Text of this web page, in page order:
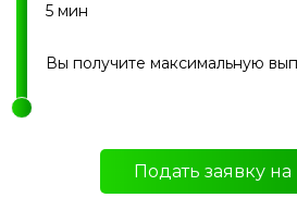
5 мин
Вы получите максимальную
Подать заявку